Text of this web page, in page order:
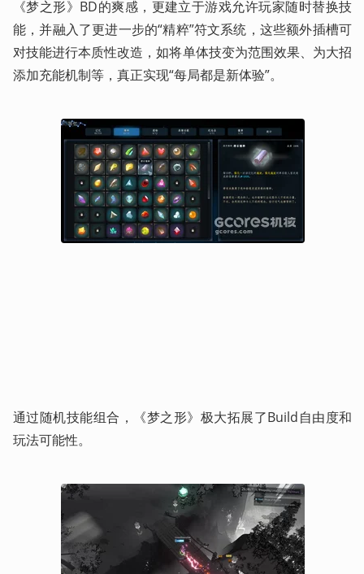
《梦之形》BD的爽感，更建立于游戏允许玩家随时替换技
能，并融入了更进一步的“精粹”符文系统，这些额外插槽可
对技能进行本质性改造，如将单体技变为范围效果、为大招
添加充能机制等，真正实现“每局都是新体验”。
通过随机技能组合，《梦之形》极大拓展了Build自由度和
玩法可能性。